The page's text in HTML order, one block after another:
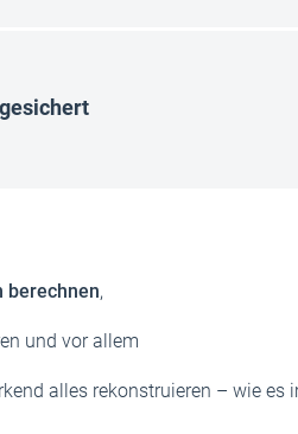
berechnen,
und vor allem
alles rekonstruieren – wie es